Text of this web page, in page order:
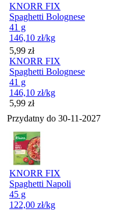
KNORR FIX
Spaghetti Bolognese
41 g
146,10 zł/kg
Cena
5,99 zł
KNORR FIX
Spaghetti Bolognese
41 g
146,10 zł/kg
Cena
5,99 zł
Przydatny do 30-11-2027
KNORR FIX
Spaghetti Napoli
45 g
122,00 zł/kg